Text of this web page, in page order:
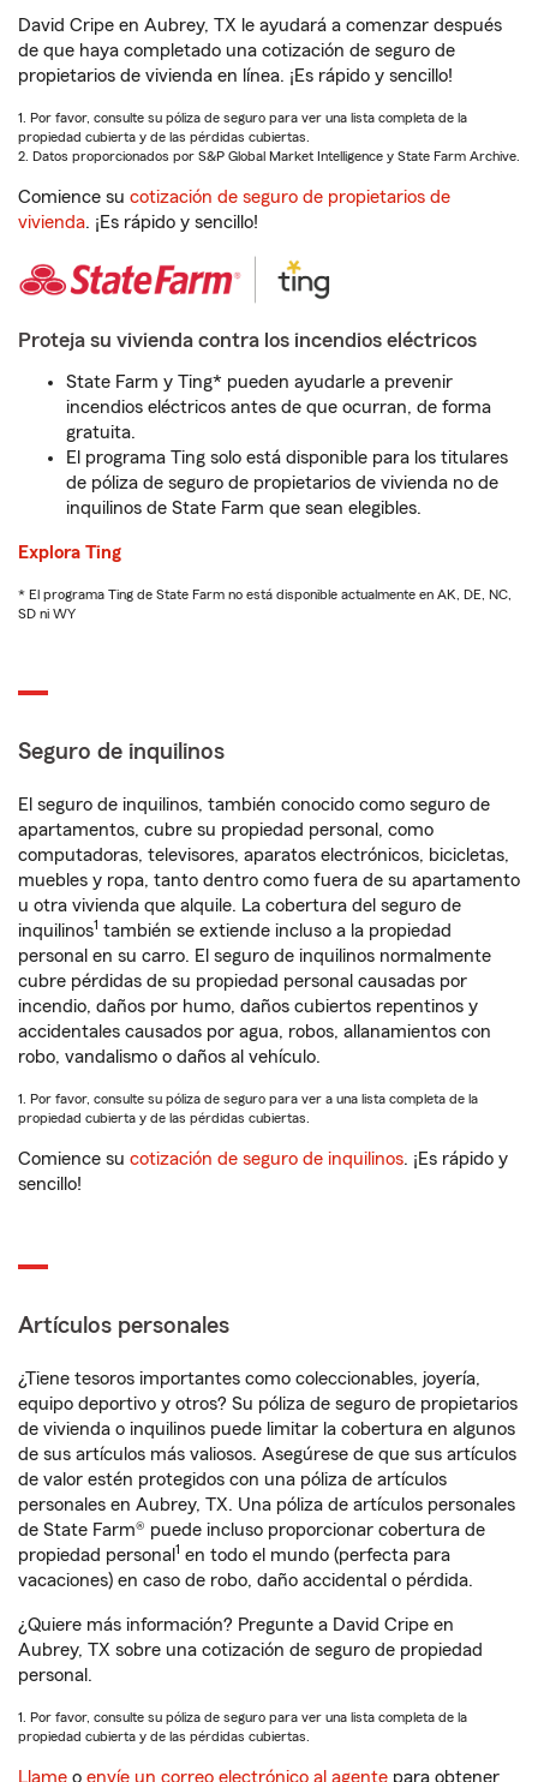
David Cripe en Aubrey, TX le ayudará a comenzar después
de que haya completado una cotización de seguro de
propietarios de vivienda en línea. ¡Es rápido y sencillo!
1. Por favor, consulte su póliza de seguro para ver una lista completa de la
propiedad cubierta y de las pérdidas cubiertas.
2. Datos proporcionados por S&P Global Market Intelligence y State Farm Archive.
Comience su cotización de seguro de propietarios de
vivienda. ¡Es rápido y sencillo!
Proteja su vivienda contra los incendios eléctricos
State Farm y Ting* pueden ayudarle a prevenir
incendios eléctricos antes de que ocurran, de forma
gratuita.
El programa Ting solo está disponible para los titulares
de póliza de seguro de propietarios de vivienda no de
inquilinos de State Farm que sean elegibles.
Explora Ting
* El programa Ting de State Farm no está disponible actualmente en AK, DE, NC,
SD ni WY
Seguro de inquilinos
El seguro de inquilinos, también conocido como seguro de
apartamentos, cubre su propiedad personal, como
computadoras, televisores, aparatos electrónicos, bicicletas,
muebles y ropa, tanto dentro como fuera de su apartamento
u otra vivienda que alquile. La cobertura del seguro de
inquilinos1 también se extiende incluso a la propiedad
personal en su carro. El seguro de inquilinos normalmente
cubre pérdidas de su propiedad personal causadas por
incendio, daños por humo, daños cubiertos repentinos y
accidentales causados por agua, robos, allanamientos con
robo, vandalismo o daños al vehículo.
1. Por favor, consulte su póliza de seguro para ver a una lista completa de la
propiedad cubierta y de las pérdidas cubiertas.
Comience su cotización de seguro de inquilinos. ¡Es rápido y
sencillo!
Artículos personales
¿Tiene tesoros importantes como coleccionables, joyería,
equipo deportivo y otros? Su póliza de seguro de propietarios
de vivienda o inquilinos puede limitar la cobertura en algunos
de sus artículos más valiosos. Asegúrese de que sus artículos
de valor estén protegidos con una póliza de artículos
personales en Aubrey, TX. Una póliza de artículos personales
de State Farm® puede incluso proporcionar cobertura de
propiedad personal 1 en todo el mundo (perfecta para
vacaciones) en caso de robo, daño accidental o pérdida.
¿Quiere más información? Pregunte a David Cripe en
Aubrey, TX sobre una cotización de seguro de propiedad
personal.
1. Por favor, consulte su póliza de seguro para ver una lista completa de la
propiedad cubierta y de las pérdidas cubiertas.
Llame o envíe un correo electrónico al agente para obtener